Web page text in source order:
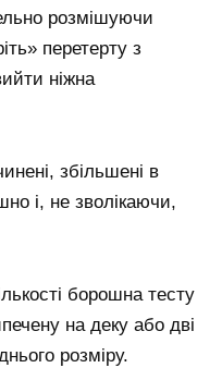
розмішуючи
перетерту з
ніжна
збільшені в
і, не зволікаючи,
борошна тесту
на деку або дві
розміру.